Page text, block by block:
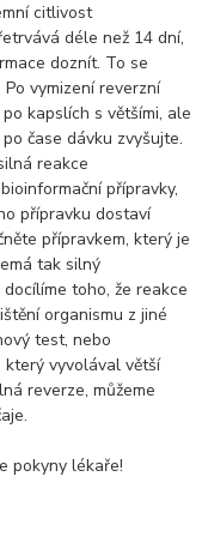
citlivost
déle než 14 dní,
doznít. To se
vymizení reverzní
kapslích s většími, ale
čase dávku zvyšujte.
reakce
přípravky,
přípravku dostaví
přípravkem, který je
tak silný
toho, že reakce
organismu z jiné
test, nebo
který vyvolával větší
reverze, můžeme
pokyny lékaře!